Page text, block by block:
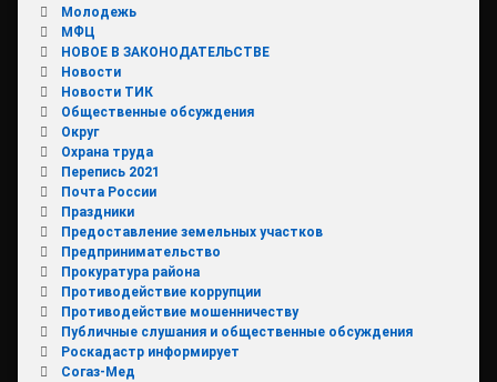
Молодежь
МФЦ
НОВОЕ В ЗАКОНОДАТЕЛЬСТВЕ
Новости
Новости ТИК
Общественные обсуждения
Округ
Охрана труда
Перепись 2021
Почта России
Праздники
Предоставление земельных участков
Предпринимательство
Прокуратура района
Противодействие коррупции
Противодействие мошенничеству
Публичные слушания и общественные обсуждения
Роскадастр информирует
Согаз-Мед